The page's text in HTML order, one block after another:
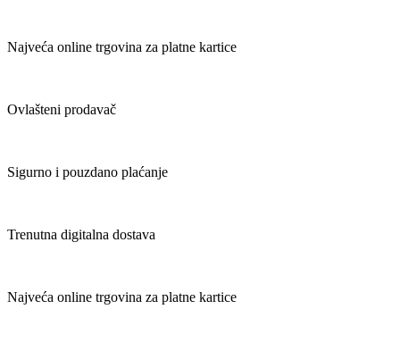
Najveća online trgovina za platne kartice
Ovlašteni prodavač
Sigurno i pouzdano plaćanje
Trenutna digitalna dostava
Najveća online trgovina za platne kartice